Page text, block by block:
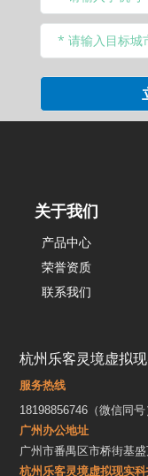
关于我们
产品中心
荣誉资质
联系我们
杭州乐客灵境虚拟
服务热线
18198856746（微信同号
广州办公地址
广州市番禺区市桥街基
杭州乐客灵境虚拟现实